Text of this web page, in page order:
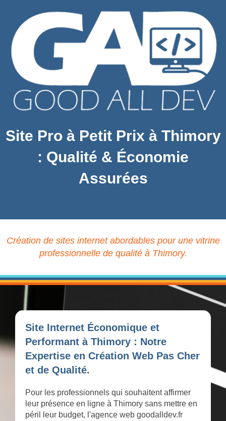
Site Pro à Petit Prix à Thimory
: Qualité & Économie
Assurées
Création de sites internet abordables pour une vitrine
professionnelle de qualité à Thimory.
Site Internet Économique et
Performant à Thimory : Notre
Expertise en Création Web Pas Cher
et de Qualité.
Pour les professionnels qui souhaitent affirmer
leur présence en ligne à Thimory sans mettre en
péril leur budget, l'agence web goodalldev.fr